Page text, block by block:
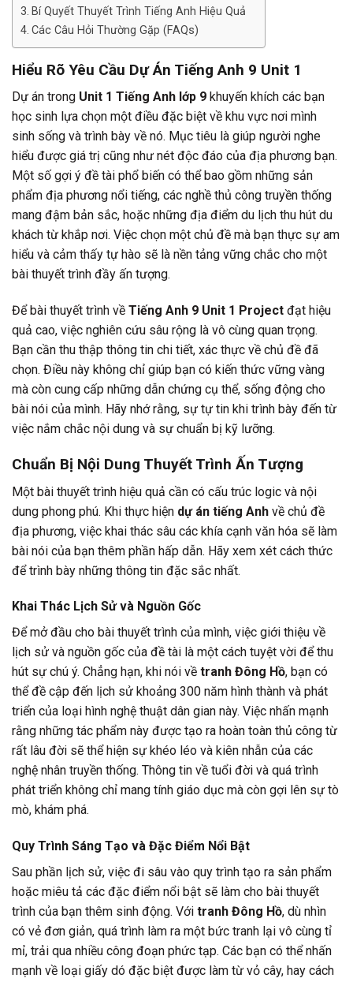
Bí Quyết Thuyết Trình Tiếng Anh Hiệu Quả
Các Câu Hỏi Thường Gặp (FAQs)
Hiểu Rõ Yêu Cầu Dự Án Tiếng Anh 9 Unit 1
Dự án trong Unit 1 Tiếng Anh lớp 9 khuyến khích các bạn
học sinh lựa chọn một điều đặc biệt về khu vực nơi mình
sinh sống và trình bày về nó. Mục tiêu là giúp người nghe
hiểu được giá trị cũng như nét độc đáo của địa phương bạn.
Một số gợi ý đề tài phổ biến có thể bao gồm những sản
phẩm địa phương nổi tiếng, các nghề thủ công truyền thống
mang đậm bản sắc, hoặc những địa điểm du lịch thu hút du
khách từ khắp nơi. Việc chọn một chủ đề mà bạn thực sự am
hiểu và cảm thấy tự hào sẽ là nền tảng vững chắc cho một
bài thuyết trình đầy ấn tượng.
Để bài thuyết trình về Tiếng Anh 9 Unit 1 Project đạt hiệu
quả cao, việc nghiên cứu sâu rộng là vô cùng quan trọng.
Bạn cần thu thập thông tin chi tiết, xác thực về chủ đề đã
chọn. Điều này không chỉ giúp bạn có kiến thức vững vàng
mà còn cung cấp những dẫn chứng cụ thể, sống động cho
bài nói của mình. Hãy nhớ rằng, sự tự tin khi trình bày đến từ
việc nắm chắc nội dung và sự chuẩn bị kỹ lưỡng.
Chuẩn Bị Nội Dung Thuyết Trình Ấn Tượng
Một bài thuyết trình hiệu quả cần có cấu trúc logic và nội
dung phong phú. Khi thực hiện dự án tiếng Anh về chủ đề
địa phương, việc khai thác sâu các khía cạnh văn hóa sẽ làm
bài nói của bạn thêm phần hấp dẫn. Hãy xem xét cách thức
để trình bày những thông tin đặc sắc nhất.
Khai Thác Lịch Sử và Nguồn Gốc
Để mở đầu cho bài thuyết trình của mình, việc giới thiệu về
lịch sử và nguồn gốc của đề tài là một cách tuyệt vời để thu
hút sự chú ý. Chẳng hạn, khi nói về tranh Đông Hồ, bạn có
thể đề cập đến lịch sử khoảng 300 năm hình thành và phát
triển của loại hình nghệ thuật dân gian này. Việc nhấn mạnh
rằng những tác phẩm này được tạo ra hoàn toàn thủ công từ
rất lâu đời sẽ thể hiện sự khéo léo và kiên nhẫn của các
nghệ nhân truyền thống. Thông tin về tuổi đời và quá trình
phát triển không chỉ mang tính giáo dục mà còn gợi lên sự tò
mò, khám phá.
Quy Trình Sáng Tạo và Đặc Điểm Nổi Bật
Sau phần lịch sử, việc đi sâu vào quy trình tạo ra sản phẩm
hoặc miêu tả các đặc điểm nổi bật sẽ làm cho bài thuyết
trình của bạn thêm sinh động. Với tranh Đông Hồ, dù nhìn
có vẻ đơn giản, quá trình làm ra một bức tranh lại vô cùng tỉ
mỉ, trải qua nhiều công đoạn phức tạp. Các bạn có thể nhấn
mạnh về loại giấy dó đặc biệt được làm từ vỏ cây, hay cách